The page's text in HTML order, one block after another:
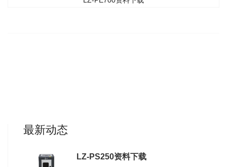
最新动态
LZ-PS250资料下载